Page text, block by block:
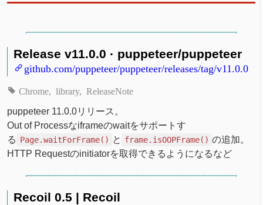
Release v11.0.0 · puppeteer/puppeteer
github.com/puppeteer/puppeteer/releases/tag/v11.0.0
Chrome library ReleaseNote
puppeteer 11.0.0リリース。
Out of Processなiframeのwaitをサポートす
る Page.waitForFrame() と frame.isOOPFrame() の追加。
HTTP Requestのinitiatorを取得できるようになるなど
Recoil 0.5 | Recoil